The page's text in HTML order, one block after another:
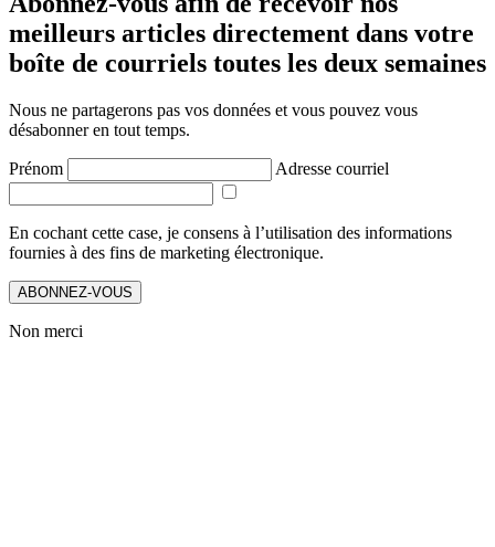
meilleurs articles directement dans votre
boîte de courriels toutes les deux semaines
Nous ne partagerons pas vos données et vous pouvez vous
désabonner en tout temps.
Prénom Adresse courriel
En cochant cette case, je consens à l’utilisation des informations
fournies à des fins de marketing électronique.
ABONNEZ-VOUS
Non merci